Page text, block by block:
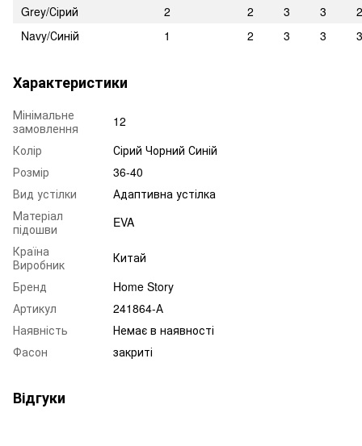
Grey/Сірий
2 2 3 3
2
Navy/Синій
1 2 3 3 3
Характеристики
Мінімальне
замовлення
12
Колір
Сірий Чорний Синій
Розмір
36-40
Вид устілки
Адаптивна устілка
Матеріал
підошви
EVA
Країна
Виробник
Китай
Бренд
Home Story
Артикул
241864-А
Наявність
Немає в наявності
Фасон
закриті
Відгуки